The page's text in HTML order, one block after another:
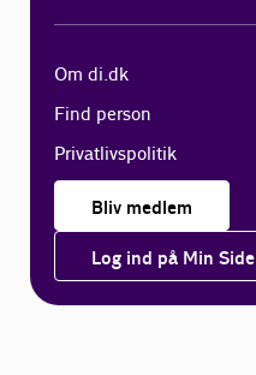
Om di.dk
Find person
Privatlivspolitik
Bliv medlem
Log ind på Min Side